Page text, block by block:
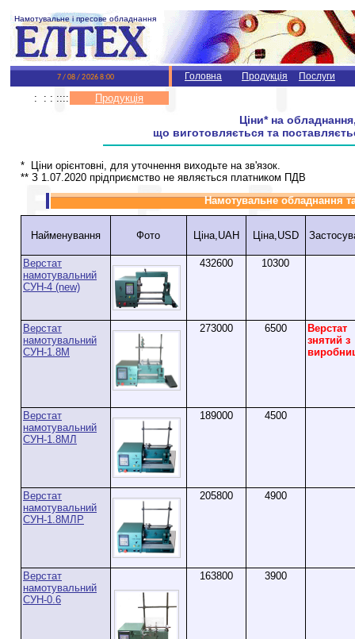
Намотувальне і пресове обладнання
Головна Продукція Послуги
: : : :::: Продукція
Ціни* на
що виготовляється та
* Ціни орієнтовні, для уточнення виходьте на зв'язок.
** З 1.07.2020 прідприємство не являється платником ПДВ
Намотувальне обладнання
Найменування Фото Ціна,UAH Ціна,USD
Верстат
намотувальний
СУН-4 (new)
432600 10300
Верстат
намотувальний
СУН-1.8М
273000 6500
Верстат
знятий з
Верстат
намотувальний
СУН-1.8МЛ
189000 4500
Верстат
намотувальний
СУН-1.8МЛР
205800 4900
Верстат
намотувальний
СУН-0.6
163800 3900